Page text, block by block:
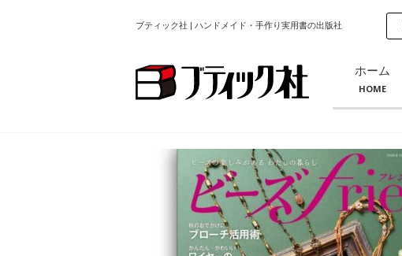
ブティック社 | ハンドメイド・手作り実用書の出版社
ホーム
HOME